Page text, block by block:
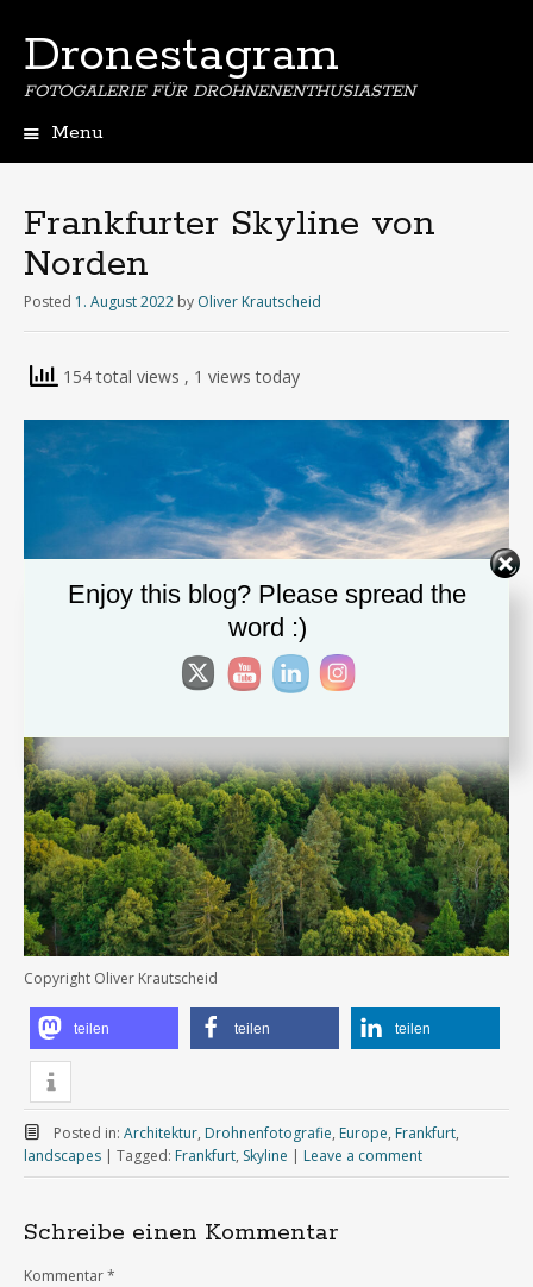
Dronestagram
FOTOGALERIE FÜR DROHNENENTHUSIASTEN
Menu
Frankfurter Skyline von
Norden
Posted 1. August 2022 by Oliver Krautscheid
154 total views , 1 views today
Copyright Oliver Krautscheid
teilen teilen teilen
Posted in: Architektur, Drohnenfotografie, Europe, Frankfurt,
landscapes | Tagged: Frankfurt, Skyline | Leave a comment
Schreibe einen Kommentar
Kommentar*
Enjoy this blog? Please spread the
word :)